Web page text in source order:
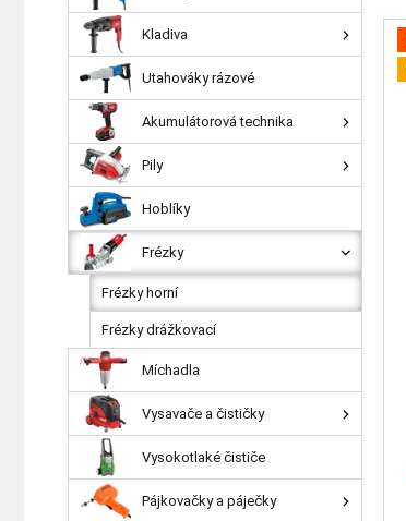
Kladiva
Utahováky rázové
Akumulátorová technika
Pily
Hoblíky
Frézky
Frézky horní
Frézky drážkovací
Míchadla
Vysavače a čističky
Vysokotlaké čističe
Pájkovačky a páječky